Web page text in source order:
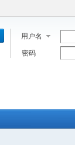
用户名
密码